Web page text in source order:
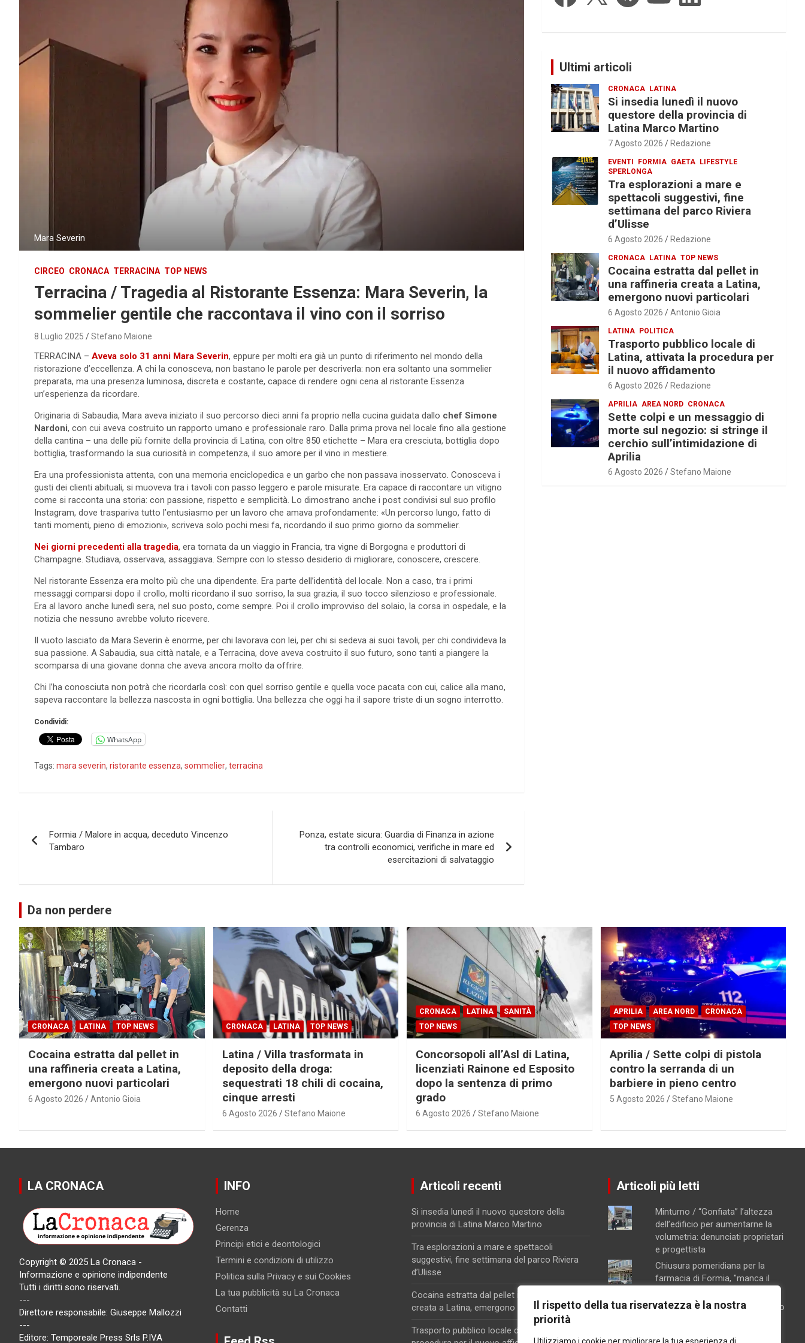
Il rispetto della tua riservatezza è la nostra
priorità
Mara Severin
CIRCEO CRONACA TERRACINA TOP NEWS
Terracina / Tragedia al Ristorante Essenza: Mara Severin, la
sommelier gentile che raccontava il vino con il sorriso
8 Luglio 2025 Stefano Maione
TERRACINA – Aveva solo 31 anni Mara Severin, eppure per molti era già un punto di riferimento nel mondo della
ristorazione d’eccellenza. A chi la conosceva, non bastano le parole per descriverla: non era soltanto una sommelier
preparata, ma una presenza luminosa, discreta e costante, capace di rendere ogni cena al ristorante Essenza
un’esperienza da ricordare.
Originaria di Sabaudia, Mara aveva iniziato il suo percorso dieci anni fa proprio nella cucina guidata dallo chef Simone
Nardoni, con cui aveva costruito un rapporto umano e professionale raro. Dalla prima prova nel locale fino alla gestione
della cantina – una delle più fornite della provincia di Latina, con oltre 850 etichette – Mara era cresciuta, bottiglia dopo
bottiglia, trasformando la sua curiosità in competenza, il suo amore per il vino in mestiere.
Era una professionista attenta, con una memoria enciclopedica e un garbo che non passava inosservato. Conosceva i
gusti dei clienti abituali, si muoveva tra i tavoli con passo leggero e parole misurate. Era capace di raccontare un vitigno
come si racconta una storia: con passione, rispetto e semplicità. Lo dimostrano anche i post condivisi sul suo profilo
Instagram, dove traspariva tutto l’entusiasmo per un lavoro che amava profondamente: «Un percorso lungo, fatto di
tanti momenti, pieno di emozioni», scriveva solo pochi mesi fa, ricordando il suo primo giorno da sommelier.
Nei giorni precedenti alla tragedia, era tornata da un viaggio in Francia, tra vigne di Borgogna e produttori di
Champagne. Studiava, osservava, assaggiava. Sempre con lo stesso desiderio di migliorare, conoscere, crescere.
Nel ristorante Essenza era molto più che una dipendente. Era parte dell’identità del locale. Non a caso, tra i primi
messaggi comparsi dopo il crollo, molti ricordano il suo sorriso, la sua grazia, il suo tocco silenzioso e professionale.
Era al lavoro anche lunedì sera, nel suo posto, come sempre. Poi il crollo improvviso del solaio, la corsa in ospedale, e la
notizia che nessuno avrebbe voluto ricevere.
Il vuoto lasciato da Mara Severin è enorme, per chi lavorava con lei, per chi si sedeva ai suoi tavoli, per chi condivideva la
sua passione. A Sabaudia, sua città natale, e a Terracina, dove aveva costruito il suo futuro, sono tanti a piangere la
scomparsa di una giovane donna che aveva ancora molto da offrire.
Chi l’ha conosciuta non potrà che ricordarla così: con quel sorriso gentile e quella voce pacata con cui, calice alla mano,
sapeva raccontare la bellezza nascosta in ogni bottiglia. Una bellezza che oggi ha il sapore triste di un sogno interrotto.
Condividi:
WhatsApp
Tags: mara severin, ristorante essenza, sommelier, terracina
articoli
Formia / Malore in acqua, deceduto Vincenzo
Tambaro
Ponza, estate sicura: Guardia di Finanza in azione
tra controlli economici, verifiche in mare ed
esercitazioni di salvataggio
Ultimi articoli
CRONACA LATINA
Si insedia lunedì il nuovo
questore della provincia di
Latina Marco Martino
7 Agosto 2026 Redazione
EVENTI FORMIA GAETA LIFESTYLE
SPERLONGA
Tra esplorazioni a mare e
spettacoli suggestivi, fine
settimana del parco Riviera
d’Ulisse
6 Agosto 2026 Redazione
CRONACA LATINA TOP NEWS
Cocaina estratta dal pellet in
una raffineria creata a Latina,
emergono nuovi particolari
6 Agosto 2026 Antonio Gioia
LATINA POLITICA
Trasporto pubblico locale di
Latina, attivata la procedura per
il nuovo affidamento
6 Agosto 2026 Redazione
APRILIA AREA NORD CRONACA
Sette colpi e un messaggio di
morte sul negozio: si stringe il
cerchio sull’intimidazione di
Aprilia
6 Agosto 2026 Stefano Maione
Da non perdere
CRONACA LATINA TOP NEWS
Cocaina estratta dal pellet in
una raffineria creata a Latina,
emergono nuovi particolari
6 Agosto 2026 Antonio Gioia
CRONACA LATINA TOP NEWS
Latina / Villa trasformata in
deposito della droga:
sequestrati 18 chili di cocaina,
cinque arresti
6 Agosto 2026 Stefano Maione
CRONACA LATINA
SANITÀ
TOP NEWS
Concorsopoli all’Asl di Latina,
licenziati Rainone ed Esposito
dopo la sentenza di primo
grado
6 Agosto 2026 Stefano Maione
APRILIA AREA NORD
CRONACA
TOP NEWS
Aprilia / Sette colpi di pistola
contro la serranda di un
barbiere in pieno centro
5 Agosto 2026 Stefano Maione
LA CRONACA
Copyright © 2025 La Cronaca -
Informazione e opinione indipendente
Tutti i diritti sono riservati.
---
Direttore responsabile: Giuseppe Mallozzi
---
Editore: Temporeale Press Srls P.IVA
INFO
Home
Gerenza
Principi etici e deontologici
Termini e condizioni di utilizzo
Politica sulla Privacy e sui Cookies
La tua pubblicità su La Cronaca
Contatti
Articoli recenti
Si insedia lunedì il nuovo questore della
provincia di Latina Marco Martino
Tra esplorazioni a mare e spettacoli
suggestivi, fine settimana del parco Riviera
d’Ulisse
Cocaina estratta dal pellet in una raffineria
creata a Latina, emergono nuovi particolari
Trasporto pubblico locale di Latina, attivata la
Articoli più letti
Minturno / “Gonfiata” l’altezza
dell’edificio per aumentarne la
volumetria: denunciati proprietari
e progettista
Chiusura pomeridiana per la
farmacia di Formia, "manca il
Schiuma e acqua giallastra lungo